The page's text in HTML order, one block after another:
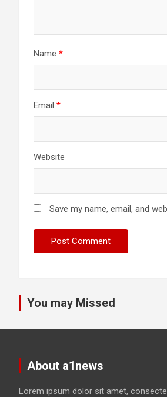
Name *
Email *
Website
Save my name, email, and
You may Missed
About a1news
Lorem ipsum dolor sit amet,